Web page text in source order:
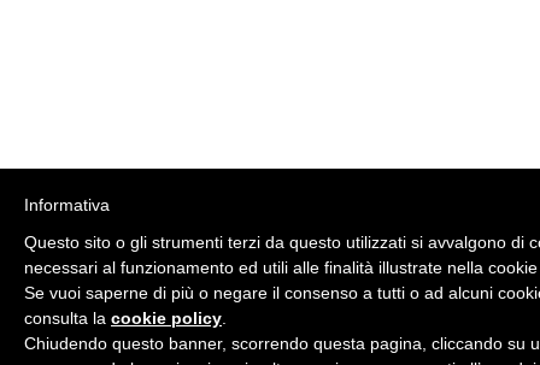
Informativa
Questo sito o gli strumenti terzi da questo utilizzati si avvalgono di
necessari al funzionamento ed utili alle finalità illustrate nella
Se vuoi saperne di più o negare il consenso a tutti o ad alcuni
consulta la cookie policy
Chiudendo questo banner, scorrendo questa pagina, cliccando su